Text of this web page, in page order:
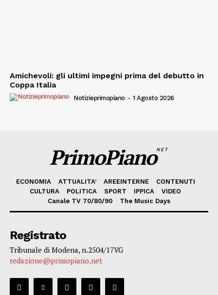
Amichevoli: gli ultimi impegni prima del debutto in
Coppa Italia
Notizieprimopiano - 1 Agosto 2026
PrimoPianoNET
ECONOMIA ATTUALITA’ AREEINTERNE
CONTENUTI
CULTURA
POLITICA SPORT IPPICA
VIDEO
Canale TV 70/80/90
The Music Days
Registrato
Tribunale di Modena, n.2504/17VG
redazione@primopiano.net